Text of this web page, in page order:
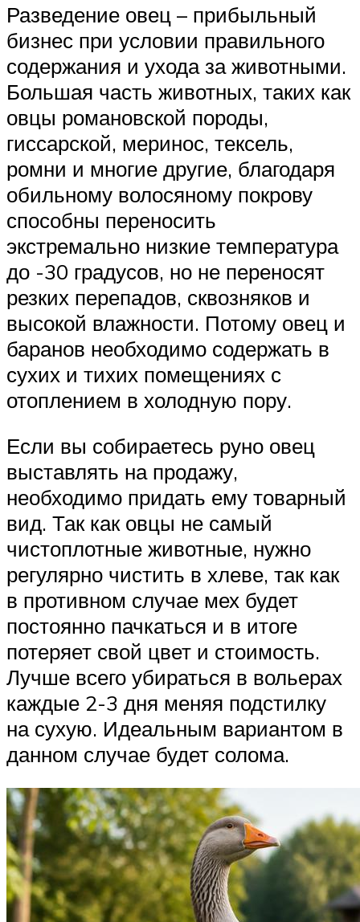
Разведение овец – прибыльный
бизнес при условии правильного
содержания и ухода за животными.
Большая часть животных, таких как
овцы романовской породы,
гиссарской, меринос, тексель,
ромни и многие другие, благодаря
обильному волосяному покрову
способны переносить
экстремально низкие температура
до -30 градусов, но не переносят
резких перепадов, сквозняков и
высокой влажности. Потому овец и
баранов необходимо содержать в
сухих и тихих помещениях с
отоплением в холодную пору.
Если вы собираетесь руно овец
выставлять на продажу,
необходимо придать ему товарный
вид. Так как овцы не самый
чистоплотные животные, нужно
регулярно чистить в хлеве, так как
в противном случае мех будет
постоянно пачкаться и в итоге
потеряет свой цвет и стоимость.
Лучше всего убираться в вольерах
каждые 2-3 дня меняя подстилку
на сухую. Идеальным вариантом в
данном случае будет солома.